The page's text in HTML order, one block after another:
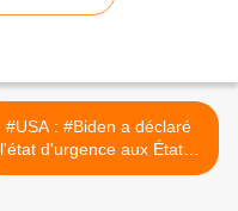
#USA : #Biden a déclaré
l'état d'urgence aux États-
Unis >